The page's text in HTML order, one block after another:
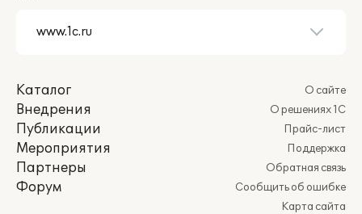
Каталог
Внедрения
Публикации
Мероприятия
Партнеры
Форум
О сайте
О решениях 1С
Прайс-лист
Поддержка
Обратная связь
Сообщить об ошибке
Карта сайта